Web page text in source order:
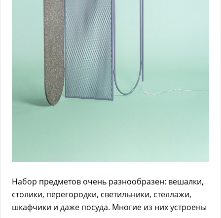
Набор предметов очень разнообразен: вешалки,
столики, перегородки, светильники, стеллажи,
шкафчики и даже посуда. Многие из них устроены